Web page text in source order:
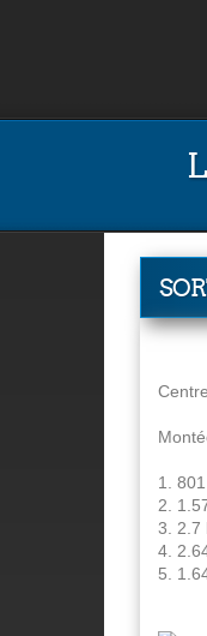
1.
2.
3. 2.7
4.
5.